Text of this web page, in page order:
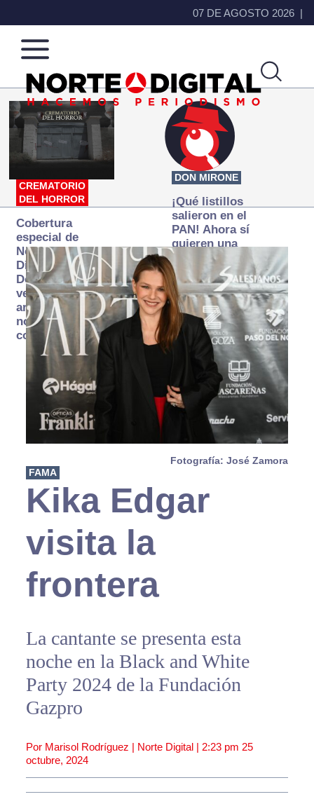
07 DE AGOSTO 2026
Norte
de
Ciudad
Más
que
noticias,
hacemos periodismo
CREMATORIO
DEL HORROR
Cobertura
especial de
Norte
Digital:
Donde la
verdad
arde… pero
no se
consume
DON MIRONE
¡Qué listillos
salieron en el
PAN! Ahora sí
quieren una
Fiscalía
autónoma… y
transexenal
Fotografía: José Zamora
FAMA
Kika Edgar
visita la
frontera
La cantante se presenta esta
noche en la Black and White
Party 2024 de la Fundación
Gazpro
Por Marisol Rodríguez | Norte Digital | 2:23 pm 25
octubre, 2024